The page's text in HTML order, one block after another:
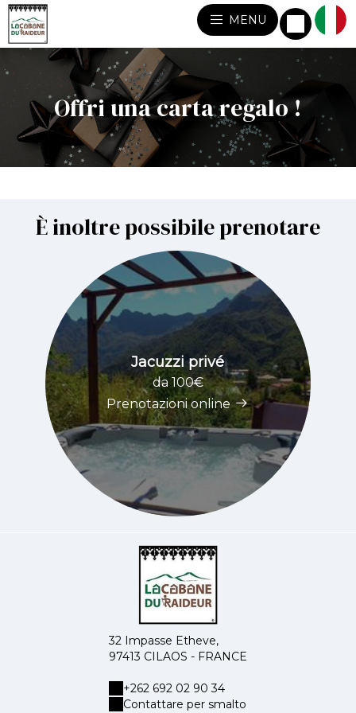
MENU
Offri una carta regalo !
È inoltre possibile prenotare
Jacuzzi privé
da 100€
Prenotazioni online
32 Impasse Etheve,
97413 CILAOS - FRANCE
+262 692 02 90 34
Contattare per smalto